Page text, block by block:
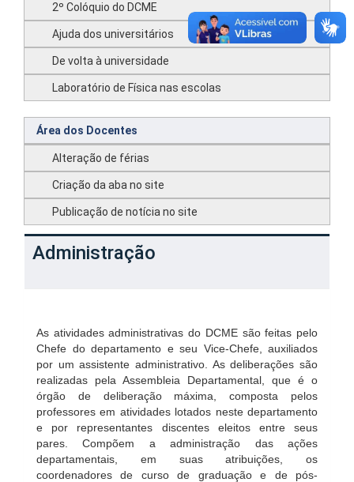
2º Colóquio do DCME
Ajuda dos universitários
De volta à universidade
Laboratório de Física nas escolas
Área dos Docentes
Alteração de férias
Criação da aba no site
Publicação de notícia no site
Administração
As atividades administrativas do DCME são feitas pelo
Chefe do departamento e seu Vice-Chefe, auxiliados
por um assistente administrativo. As deliberações são
realizadas pela Assembleia Departamental, que é o
órgão de deliberação máxima, composta pelos
professores em atividades lotados neste departamento
e por representantes discentes eleitos entre seus
pares. Compõem a administração das ações
departamentais, em suas atribuições, os
coordenadores de curso de graduação e de pós-